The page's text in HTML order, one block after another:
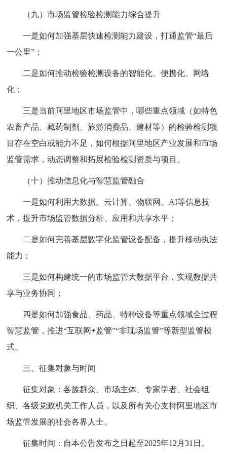
（九）市场监管检验检测能力综合提升
一是如何加强基层快速检测能力建设，打通监管“最后
一公里”；
二是如何推动检验检测设备的智能化、便携化、网络
化；
三是当前阿里地区市场监管中，哪些重点领域（如特色
农畜产品、藏药制剂、旅游消费品、建材等）的检验检测项
目存在空白或能力不足，如何根据阿里地区产业发展和市场
监管需求，动态调整和拓展检验检测资质与项目。
（十）推动信息化与智慧监管融合
一是如何利用大数据、云计算、物联网、AI等信息技
术，提升市场监管数据分析、应用和共享水平；
二是如何完善基层数字化监管设备配备，提升移动执法
能力；
三是如何构建统一的市场监管大数据平台，实现数据共
享与业务协同；
四是如何加强食品、药品、特种设备等重点领域全过程
智慧监管，推进“互联网+监管”“非现场监管”等新型监管模
式。
三、征集对象与时间
征集对象：各族群众、市场主体、专家学者、社会组
织、各级党政机关工作人员，以及所有关心支持阿里地区市
场监管发展的社会各界人士。
征集时间：自本公告发布之日起至2025年12月31日。